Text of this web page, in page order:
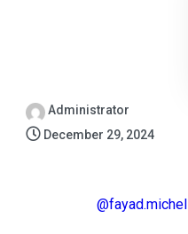
Administrator
December 29, 2024
@fayad.michel